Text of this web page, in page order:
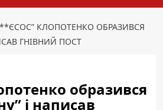
КЛОПОТЕНКО ОБРАЗИВСЯ
ГНІВНИЙ ПОСТ
образився
і написав